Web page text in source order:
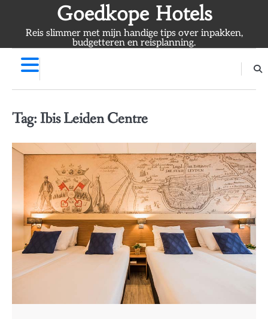
content
Goedkope Hotels
Reis slimmer met mijn handige tips over inpakken,
budgetteren en reisplanning.
Tag:Ibis Leiden Centre